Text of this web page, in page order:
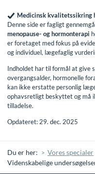
Medicinsk kvalitetssikring
Denne side er fagligt
menopause- og hormonterapi
er foretaget med fokus på
og individuel, lægefaglig
Indholdet har til formål at give
overgangsalder, hormonelle
kan ikke erstatte personlig
ophavsretligt beskyttet og må
tilladelse.
Opdateret: 29. dec. 2025
Du er her: Vores specialer
Videnskabelige